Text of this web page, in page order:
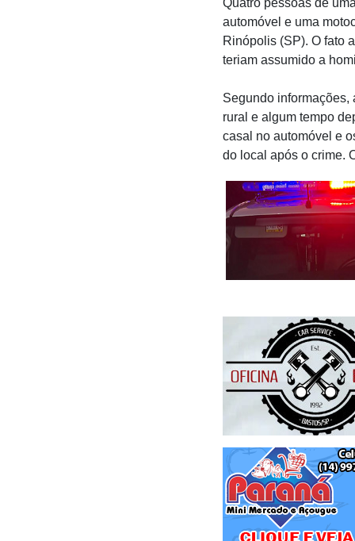
automóvel e uma
Rinópolis (SP). O fato
teriam assumido a
Segundo informações,
rural e algum tempo
casal no automóvel e
do local após o crime.